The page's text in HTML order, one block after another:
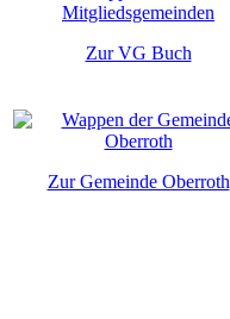
Zur VG Buch
Zur Gemeinde Oberroth